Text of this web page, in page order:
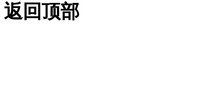
返回顶部